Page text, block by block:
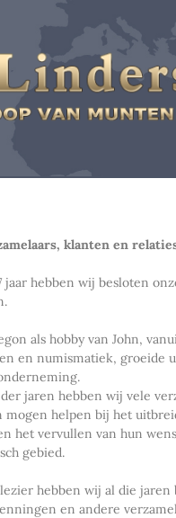
klanten en
jaar hebben wij besloten
als hobby van John,
en numismatiek, groeide
jaren hebben wij vele
mogen helpen bij het
het vervullen van hun
gebied.
hebben wij al die jaren
en andere